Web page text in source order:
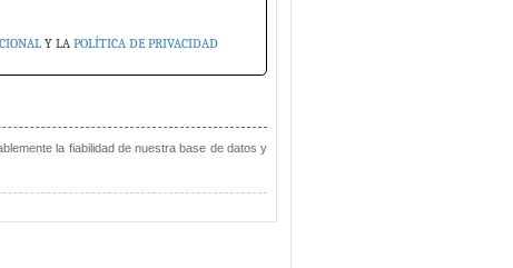
Y LA POLÍTICA DE PRIVACIDAD
la fiabilidad de nuestra base de datos y